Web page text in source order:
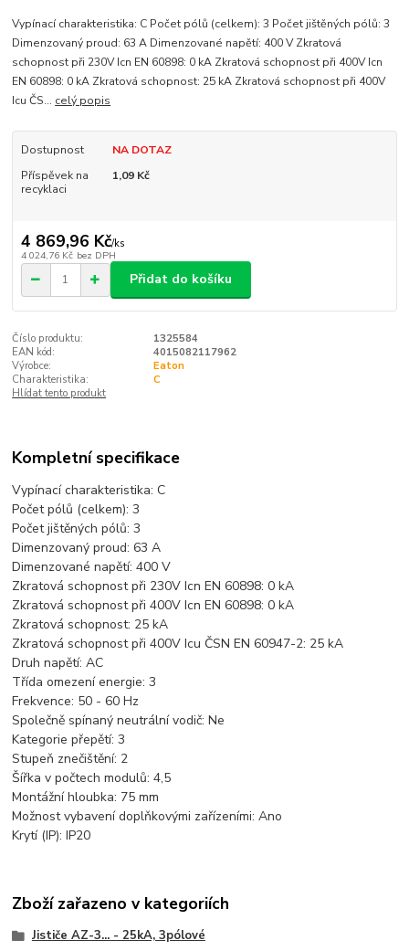
Vypínací charakteristika: C Počet pólů (celkem): 3 Počet jištěných pólů: 3
Dimenzovaný proud: 63 A Dimenzované napětí: 400 V Zkratová
schopnost při 230V Icn EN 60898: 0 kA Zkratová schopnost při 400V Icn
EN 60898: 0 kA Zkratová schopnost: 25 kA Zkratová schopnost při 400V
Icu ČS... celý popis
Dostupnost
NA DOTAZ
Příspěvek na
recyklaci
1,09 Kč
4 869,96 Kč/ks
4 024,76 Kč bez DPH
Přidat do košíku
Číslo produktu:
1325584
EAN kód:
4015082117962
Výrobce:
Eaton
Charakteristika:
C
Hlídat tento produkt
Kompletní specifikace
Vypínací charakteristika: C
Počet pólů (celkem):3
Počet jištěných pólů:3
Dimenzovaný proud: 63 A
Dimenzované napětí:400 V
Zkratová schopnost při 230V Icn EN 60898:0 kA
Zkratová schopnost při 400V Icn EN 60898:0 kA
Zkratová schopnost: 25 kA
Zkratová schopnost při 400V Icu ČSN EN 60947-2: 25 kA
Druh napětí:AC
Třída omezení energie:3
Frekvence: 50 - 60 Hz
Společně spínaný neutrální vodič:Ne
Kategorie přepětí:3
Stupeň znečištění: 2
Šířka v počtech modulů:4,5
Montážní hloubka: 75 mm
Možnost vybavení doplňkovými zařízeními:Ano
Krytí (IP):IP20
Zboží zařazeno v kategoriích
Jističe AZ-3... - 25kA, 3pólové